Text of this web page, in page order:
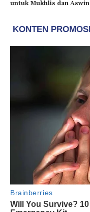
untuk Mukhlis dan Aswin